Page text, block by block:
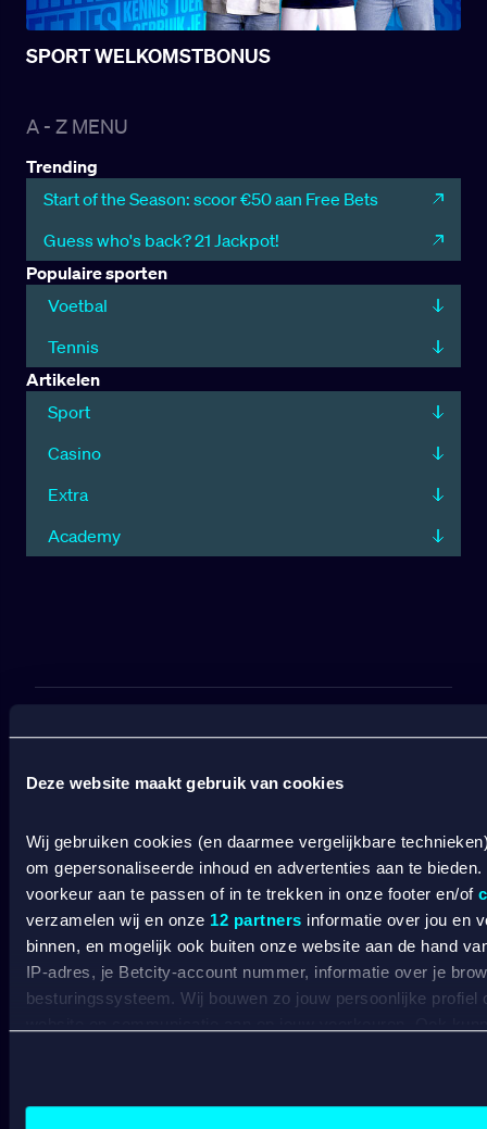
Deze website maakt gebruik van cookies
Wij gebruiken cookies (en daarmee vergelijkbare
om gepersonaliseerde inhoud en advertenties aan te
voorkeur aan te passen of in te trekken in onze footer en/of
verzamelen wij en onze 12 partners informatie over jou en
binnen, en mogelijk ook buiten onze website aan de hand
IP-adres, je Betcity-account nummer, informatie over je
besturingssysteem. Wij bouwen zo jouw persoonlijke profiel
A - Z MENU
Trending
Start of the Season: scoor €50 aan Free Bets
Guess who's back? 21 Jackpot!
Populaire sporten
Voetbal
Tennis
Artikelen
Sport
Casino
Extra
Academy
SPORT WELKOMSTBONUS
VERANTWOORD
BETCITY
SPORTSBOOK
Wedden op sport
Wedden op voetbal
Wedden op Eredivisie
Wedden op Ajax
Wedden op PSV
CASINO